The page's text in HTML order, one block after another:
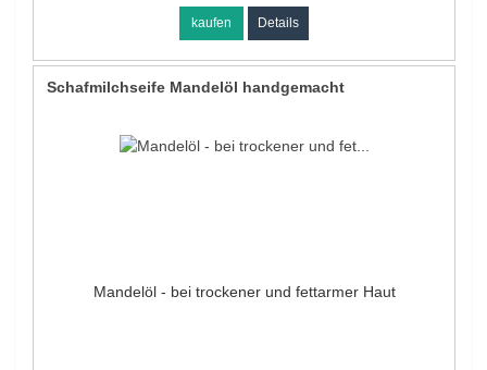
kaufen Details
Schafmilchseife Mandelöl handgemacht
Mandelöl - bei trockener und fettarmer Haut